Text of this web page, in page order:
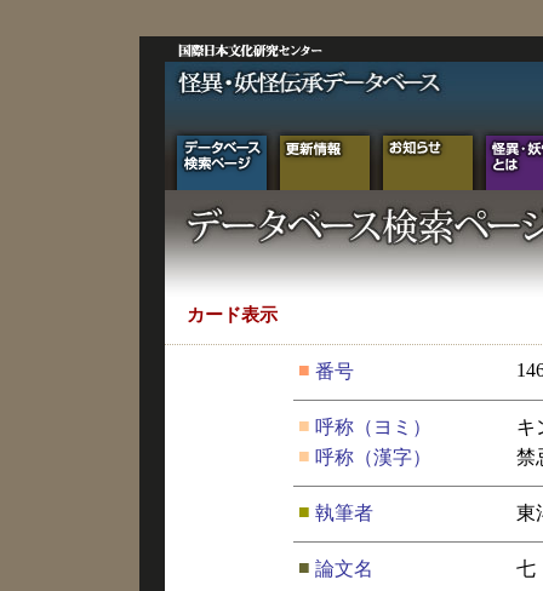
カード表示
■ 番号
■ 呼称（ヨミ）
キ
■ 呼称（漢字） 禁
■ 執筆者 東
■ 論文名